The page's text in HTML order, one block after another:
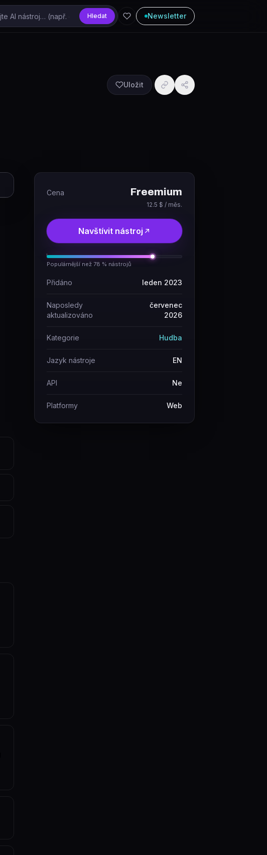
Hledat Newsletter
Uložit
Cena Freemium
12.5 $ / měs.
Navštívit nástroj
Populárnější než 78 % nástrojů
Přidáno leden 2023
Naposledy
aktualizováno
červenec
2026
Kategorie Hudba
Jazyk nástroje EN
API Ne
Platformy Web